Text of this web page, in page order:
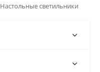
Настольные светильники